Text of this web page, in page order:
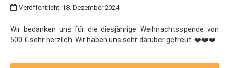
Veröffentlicht: 18. Dezember 2024
Wir bedanken uns für die diesjährige Weihnachtsspende von
500 € sehr herzlich. Wir haben uns sehr darüber gefreut. ❤️❤️❤️